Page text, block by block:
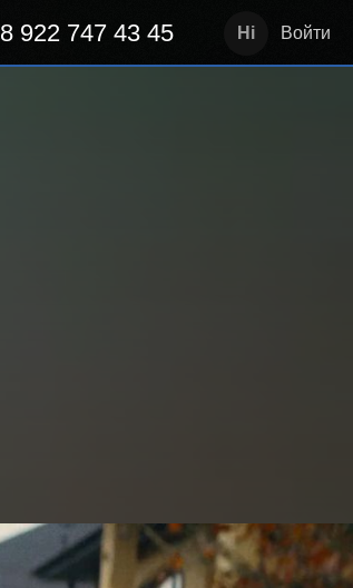
8 922 747 43 45 Войти